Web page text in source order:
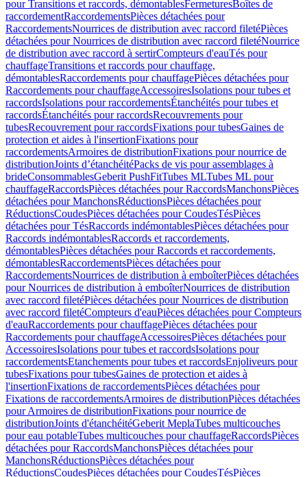
pour Transitions et raccords, démontablesFermeturesBoîtes de
raccordementRaccordementsPièces détachées pour
RaccordementsNourrices de distribution avec raccord filetéPièces
détachées pour Nourrices de distribution avec raccord filetéNourrice
de distribution avec raccord à sertirCompteurs d'eauTés pour
chauffageTransitions et raccords pour chauffage,
démontablesRaccordements pour chauffagePièces détachées pour
Raccordements pour chauffageAccessoiresIsolations pour tubes et
raccordsIsolations pour raccordementsÉtanchéités pour tubes et
raccordsÉtanchéités pour raccordsRecouvrements pour
tubesRecouvrement pour raccordsFixations pour tubesGaines de
protection et aides à l'insertionFixations pour
raccordementsArmoires de distributionFixations pour nourrice de
distributionJoints d’étanchéitéPacks de vis pour assemblages à
brideConsommablesGeberit PushFitTubes MLTubes ML pour
chauffageRaccordsPièces détachées pour RaccordsManchonsPièces
détachées pour ManchonsRéductionsPièces détachées pour
RéductionsCoudesPièces détachées pour CoudesTésPièces
détachées pour TésRaccords indémontablesPièces détachées pour
Raccords indémontablesRaccords et raccordements,
démontablesPièces détachées pour Raccords et raccordements,
démontablesRaccordementsPièces détachées pour
RaccordementsNourrices de distribution à emboîterPièces détachées
pour Nourrices de distribution à emboîterNourrices de distribution
avec raccord filetéPièces détachées pour Nourrices de distribution
avec raccord filetéCompteurs d'eauPièces détachées pour Compteurs
d'eauRaccordements pour chauffagePièces détachées pour
Raccordements pour chauffageAccessoiresPièces détachées pour
AccessoiresIsolations pour tubes et raccordsIsolations pour
raccordementsEtanchements pour tubes et raccordsEnjoliveurs pour
tubesFixations pour tubesGaines de protection et aides à
l'insertionFixations de raccordementsPièces détachées pour
Fixations de raccordementsArmoires de distributionPièces détachées
pour Armoires de distributionFixations pour nourrice de
distributionJoints d'étanchéitéGeberit MeplaTubes multicouches
pour eau potableTubes multicouches pour chauffageRaccordsPièces
détachées pour RaccordsManchonsPièces détachées pour
ManchonsRéductionsPièces détachées pour
RéductionsCoudesPièces détachées pour CoudesTésPièces